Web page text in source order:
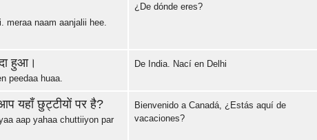
meraa naam aanjalii hee.
¿De dónde eres?
Error loading: "https://www.idiomaspc.com/curso-aprender-hindu-basico/audio/3006.mp3"
हुआ।
peedaa huaa.
De India. Nací en Delhi
यहाँ छुट्टीयों पर है?
aap yahaa chuttiiyon par
Bienvenido a Canadá, ¿Estás aquí de
vacaciones?